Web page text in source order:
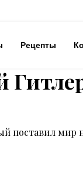
Рецепты
поставил мир